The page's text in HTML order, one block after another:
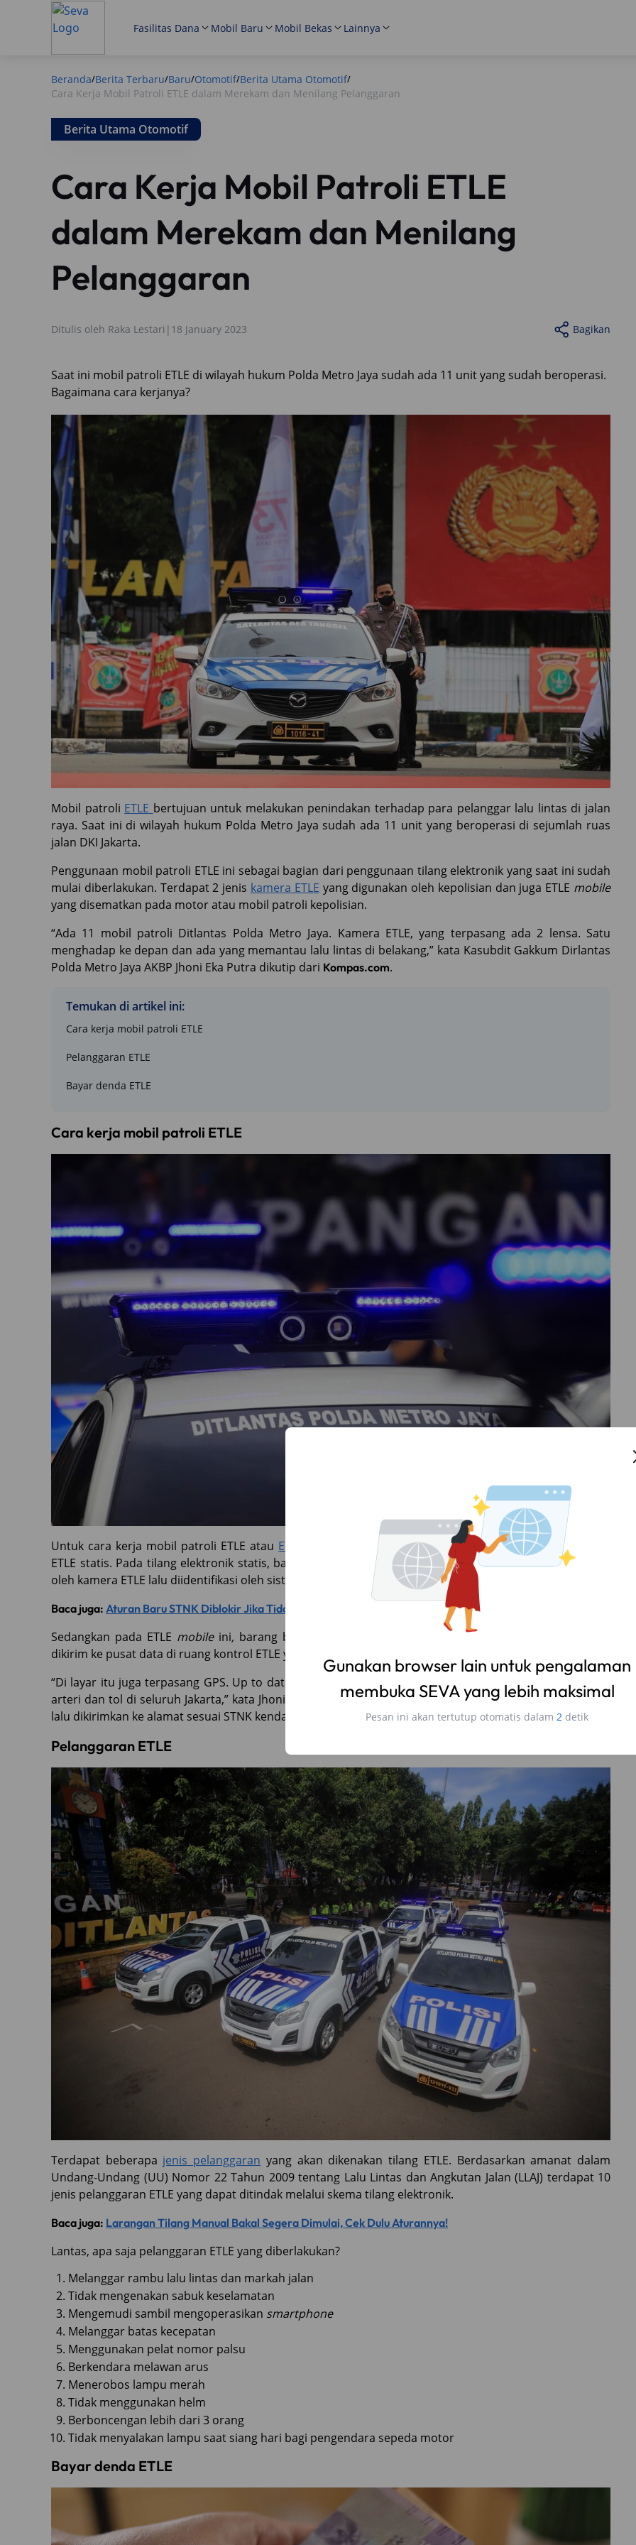
Gunakan browser lain untuk pengalaman
membuka SEVA yang lebih maksimal
Pesan ini akan tertutup otomatis dalam 1 detik
Fasilitas Dana Mobil Baru Mobil Bekas Lainnya
Beranda/Berita Terbaru/Baru/Otomotif/Berita Utama Otomotif/
Cara Kerja Mobil Patroli ETLE dalam Merekam dan Menilang Pelanggaran
Berita Utama Otomotif
Cara Kerja Mobil Patroli ETLE
dalam Merekam dan Menilang
Pelanggaran
Ditulis oleh Raka Lestari | 18 January 2023 Bagikan
Saat ini mobil patroli ETLE di wilayah hukum Polda Metro Jaya sudah ada 11 unit yang sudah beroperasi.
Bagaimana cara kerjanya?
Mobil patroli ETLE bertujuan untuk melakukan penindakan terhadap para pelanggar lalu lintas di jalan
raya. Saat ini di wilayah hukum Polda Metro Jaya sudah ada 11 unit yang beroperasi di sejumlah ruas
jalan DKI Jakarta.
Penggunaan mobil patroli ETLE ini sebagai bagian dari penggunaan tilang elektronik yang saat ini sudah
mulai diberlakukan. Terdapat 2 jenis kamera ETLE yang digunakan oleh kepolisian dan juga ETLE mobile
yang disematkan pada motor atau mobil patroli kepolisian.
“Ada 11 mobil patroli Ditlantas Polda Metro Jaya. Kamera ETLE, yang terpasang ada 2 lensa. Satu
menghadap ke depan dan ada yang memantau lalu lintas di belakang,” kata Kasubdit Gakkum Dirlantas
Polda Metro Jaya AKBP Jhoni Eka Putra dikutip dari Kompas.com.
Temukan di artikel ini:
Cara kerja mobil patroli ETLE
Pelanggaran ETLE
Bayar denda ETLE
Cara kerja mobil patroli ETLE
Untuk cara kerja mobil patroli ETLE atau ETLE
ini sebenarnya tidak jauh berbeda seperti pada
ETLE statis. Pada tilang elektronik statis, barang buktinya akan berupa potongan video yang ditangkap
oleh kamera ETLE lalu diidentifikasi oleh sistem dan dikirim ke rumah.
Baca juga: Aturan Baru STNK Diblokir Jika Tidak Bayar Denda Tilang ETLE
Sedangkan pada ETLE mobile ini, barang buktinya berupa foto yang diambil oleh anggota polisi lalu
dikirim ke pusat data di ruang kontrol ETLE yang berada di lantai 2 gedung TMC Polda Metro Jaya.
“Di layar itu juga terpasang GPS. Up to date, ada data kemacetan, pelanggaran dan kecelakaan di ruas
arteri dan tol di seluruh Jakarta,” kata Jhoni. Bukti pelanggaran tersebut akan diproses petugas di TMC
lalu dikirimkan ke alamat sesuai STNK kendaraan yang terbukti melanggar.
Pelanggaran ETLE
Terdapat beberapa jenis pelanggaran yang akan dikenakan tilang ETLE. Berdasarkan amanat dalam
Undang-Undang (UU) Nomor 22 Tahun 2009 tentang Lalu Lintas dan Angkutan Jalan (LLAJ) terdapat 10
jenis pelanggaran ETLE yang dapat ditindak melalui skema tilang elektronik.
Baca juga: Larangan Tilang Manual Bakal Segera Dimulai, Cek Dulu Aturannya!
Lantas, apa saja pelanggaran ETLE yang diberlakukan?
Melanggar rambu lalu lintas dan markah jalan
Tidak mengenakan sabuk keselamatan
Mengemudi sambil mengoperasikan smartphone
Melanggar batas kecepatan
Menggunakan pelat nomor palsu
Berkendara melawan arus
Menerobos lampu merah
Tidak menggunakan helm
Berboncengan lebih dari 3 orang
Tidak menyalakan lampu saat siang hari bagi pengendara sepeda motor
Bayar denda ETLE